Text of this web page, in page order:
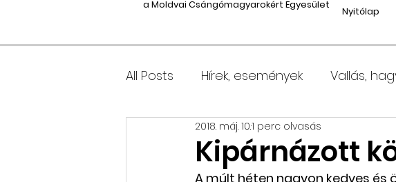
Nyitólap
a Moldvai Csángómagyarokért Egyesület
All Posts Hírek, események Vallás,
Csomagleadás, érkezése Moldvába
Kipárnázott
2018. máj. 10.1 perc olvasás
A múlt héten nagyon kedves és